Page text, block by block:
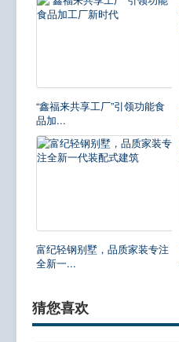
“鑫福来共享工厂”引领功能食
品加...
富纪轻钢别墅，品质家装专注
全新一...
猜您喜欢